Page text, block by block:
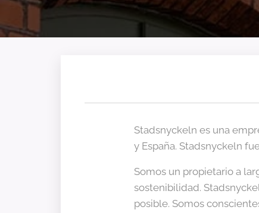
Stadsnyckeln es una
y España. Stadsnyckeln
Somos un propietario a
sostenibilidad.
posible. Somos